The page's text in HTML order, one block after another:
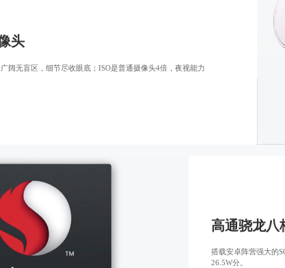
头
阔无盲区，细节尽收眼底；ISO是普通摄像头4倍，夜视能力
高通骁龙八
搭载安卓阵营强大的
26.5W分。